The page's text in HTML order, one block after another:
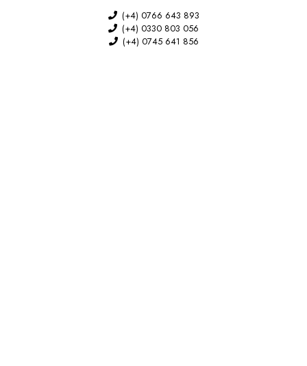
(+4) 0766 643 893
(+4) 0330 803 056
(+4) 0745 641 856